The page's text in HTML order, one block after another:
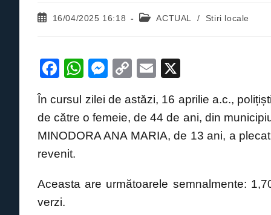
Post16/04/2025 16:18
PostACTUAL / Stiri locale
F
c
e
b
o
o
k
W
at
s
A
p
M
ss
e
n
er
C
p
y
Li
k
E
ail
În cursul zilei de astăzi, 16 aprilie a.c.,
de către o femeie, de 44 de ani, din
MINODORA ANA MARIA, de 13 ani, a
revenit.
Aceasta are următoarele semnalmente:
verzi.